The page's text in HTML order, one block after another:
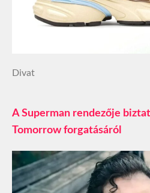
Divat
A Superman rendezője
Tomorrow forgatásáról